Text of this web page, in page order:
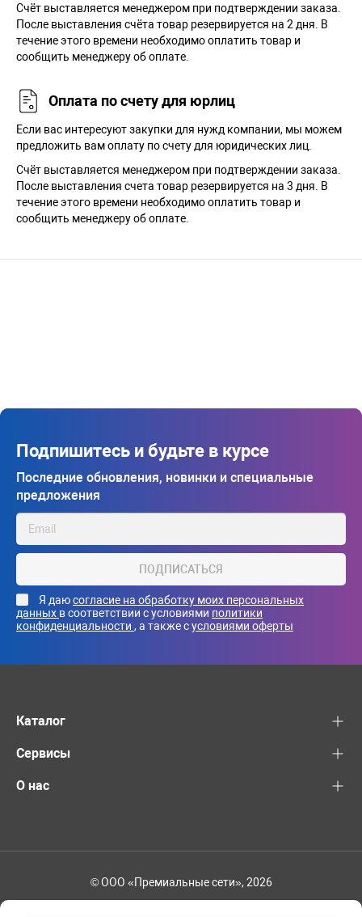
Cчёт выставляется менеджером при подтверждении заказа.
После выставления счёта товар резервируется на 2 дня. В
течение этого времени необходимо оплатить товар и
сообщить менеджеру об оплате.
Оплата по счету для юрлиц
Если вас интересуют закупки для нужд компании, мы можем
предложить вам оплату по счету для юридических лиц.
Счёт выставляется менеджером при подтверждении заказа.
После выставления счета товар резервируется на 3 дня. В
течение этого времени необходимо оплатить товар и
сообщить менеджеру об оплате.
Подпишитесь и будьте в курсе
Последние обновления, новинки и специальные
предложения
ПОДПИСАТЬСЯ
Я даюсогласие на обработку моих персональных
данных в соответствии с условиями политики
конфиденциальности , а также сусловиями оферты
Каталог
Сервисы
О нас
© ООО «Премиальные сети», 2026